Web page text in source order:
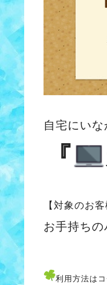
自宅にい
『
【対象のお客
お手持ち
利用方法はコ